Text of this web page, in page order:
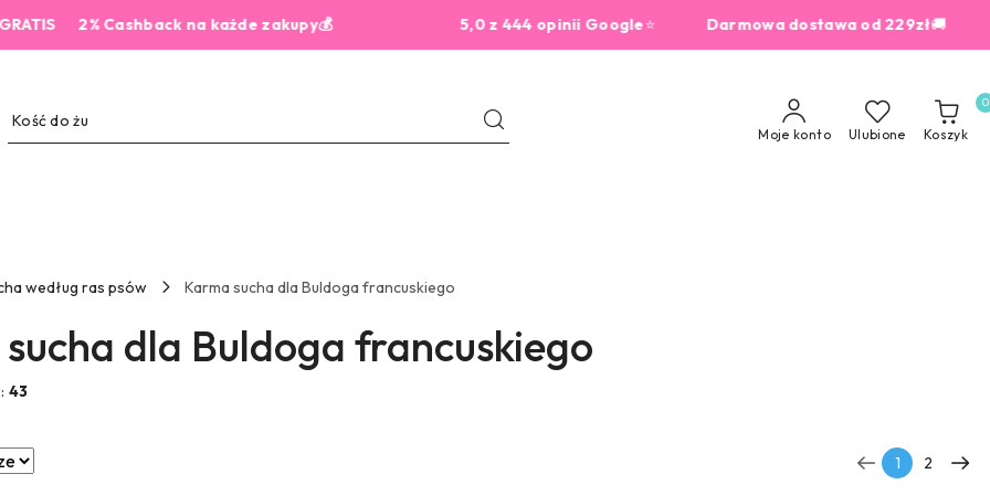
2% Cashback na każde zakupy💰 5,0 z 444 opinii Google⭐Darmowa dostawa od 229zł 🚚dla
Moje konto Ulubione Koszyk
0
według ras psów Karma sucha dla Buldoga francuskiego
dla Buldoga francuskiego
43
1 2